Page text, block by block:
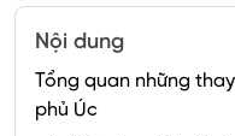
Nội dung
Tổng quan những
phủ Úc